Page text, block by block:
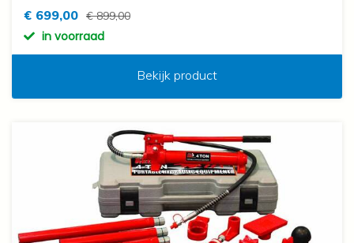
€ 699,00 € 899,00
in voorraad
Bekijk product